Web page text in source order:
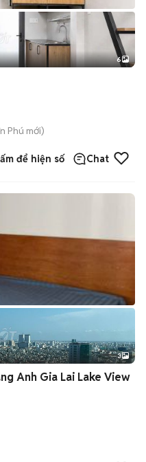
+2
6
Phú mới)
để hiện số Chat
3
Anh Gia Lai Lake View